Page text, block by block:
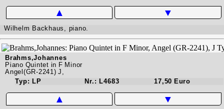
▲ ▼
Wilhelm Backhaus, piano.
Brahms,Johannes
Piano Quintet in F Minor
Angel(GR-2241) J,
Typ: LP
Nr.: L4683 17,50 Euro
▲ ▼